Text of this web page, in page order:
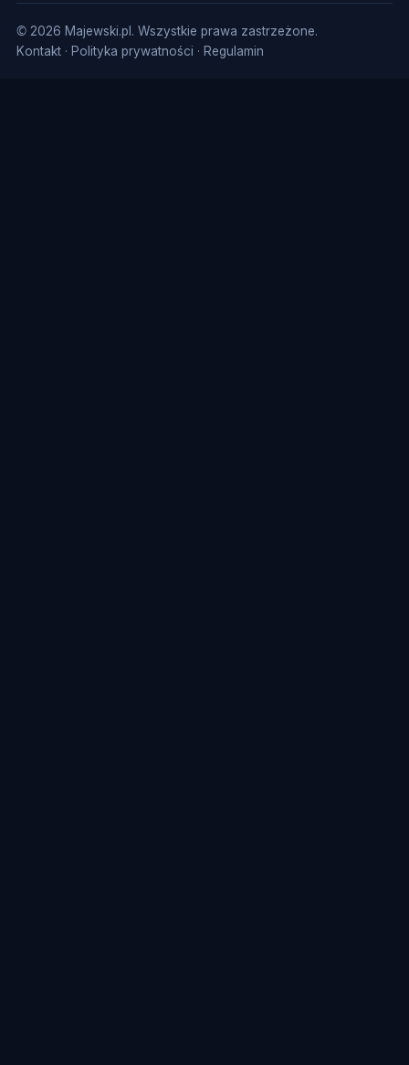
© 2026 Majewski.pl. Wszystkie prawa zastrzeżone.
Kontakt· Polityka prywatności · Regulamin